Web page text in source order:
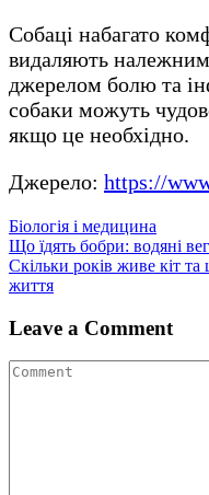
Собаці набагато
видаляють
джерелом болю та
собаки можуть
якщо це необхідно.
Джерело: https://
Біологія і медицина
Навігація
записів
Що їдять бобри: водяні
Скільки років живе кіт
життя
Leave a Comment